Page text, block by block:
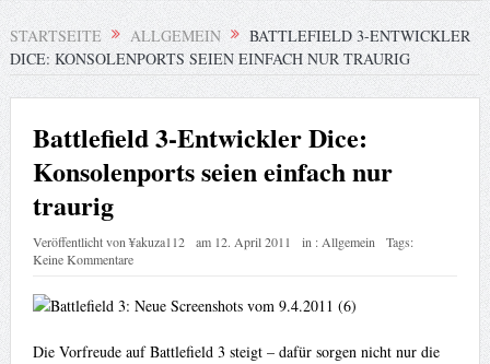
STARTSEITE ALLGEMEIN
BATTLEFIELD 3-ENTWICKLER
DICE: KONSOLENPORTS SEIEN EINFACH NUR TRAURIG
Battlefield 3-Entwickler Dice:
Konsolenports seien einfach nur
traurig
Veröffentlicht von¥akuza112 am 12. April 2011 in : Allgemein
Tags:
Keine Kommentare
Die Vorfreude auf Battlefield 3 steigt – dafür sorgen nicht nur die